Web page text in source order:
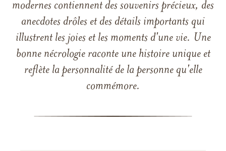
modernes contiennent des souvenirs précieux, des
anecdotes drôles et des détails importants qui
illustrent les joies et les moments d'une vie. Une
bonne nécrologie raconte une histoire unique et
reflète la personnalité de la personne qu'elle
commémore.